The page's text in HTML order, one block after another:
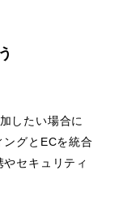
したい場合に
グとECを統合
セキュリティ